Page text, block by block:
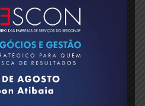
que caminho seguir para
para tomada de
do 6° Seminário
especialista no tema, afirmou
o equilíbrio entre a emoção e